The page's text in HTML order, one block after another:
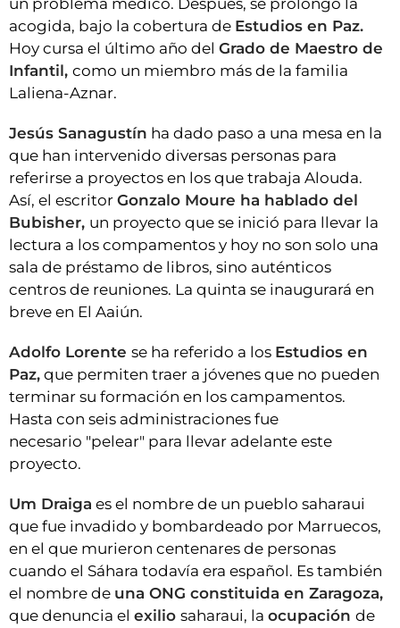
un problema médico. Después, se prolongó la
acogida, bajo la cobertura de Estudios en Paz.
Hoy cursa el último año del Grado de Maestro de
Infantil, como un miembro más de la familia
Laliena-Aznar.
Jesús Sanagustín ha dado paso a una mesa en la
que han intervenido diversas personas para
referirse a proyectos en los que trabaja Alouda.
Así, el escritor Gonzalo Moure ha hablado del
Bubisher, un proyecto que se inició para llevar la
lectura a los compamentos y hoy no son solo una
sala de préstamo de libros, sino auténticos
centros de reuniones. La quinta se inaugurará en
breve en El Aaiún.
Adolfo Lorente se ha referido a los Estudios en
Paz, que permiten traer a jóvenes que no pueden
terminar su formación en los campamentos.
Hasta con seis administraciones fue
necesario "pelear" para llevar adelante este
proyecto.
Um Draiga es el nombre de un pueblo saharaui
que fue invadido y bombardeado por Marruecos,
en el que murieron centenares de personas
cuando el Sáhara todavía era español. Es también
el nombre de una ONG constituida en Zaragoza,
que denuncia el exilio saharaui, la ocupación de